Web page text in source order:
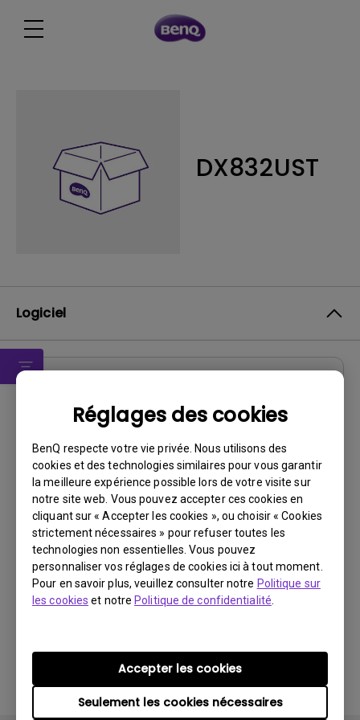
Réglages des cookies
BenQ respecte votre vie privée. Nous utilisons des
cookies et des technologies similaires pour vous garantir
la meilleure expérience possible lors de votre visite sur
notre site web. Vous pouvez accepter ces cookies en
cliquant sur « Accepter les cookies », ou choisir « Cookies
strictement nécessaires » pour refuser toutes les
technologies non essentielles. Vous pouvez
personnaliser vos réglages de cookies ici à tout moment.
Pour en savoir plus, veuillez consulter notre Politique sur
les cookies et notre Politique de confidentialité
Seulement les cookies nécessaires
Accepter les cookies
DX832UST
Logiciel
DMS Local
Système d’exploitation: Windows
OS Version:
3.1.2.0
Mise à jour: 2024/04/29
Taille du fichier:88.43 MB
Télécharger
En utilisant l'un des logiciels ci-dessus, vous acceptez
les conditions de notrecontrat de licence utilisateur
final.